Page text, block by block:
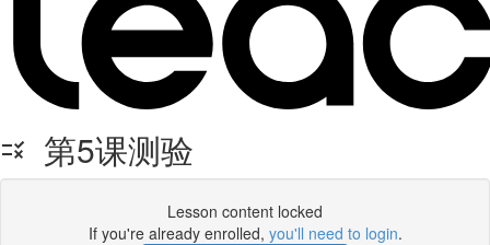
第5课测验
Lesson content locked
If you're already enrolled, you'll need to login.